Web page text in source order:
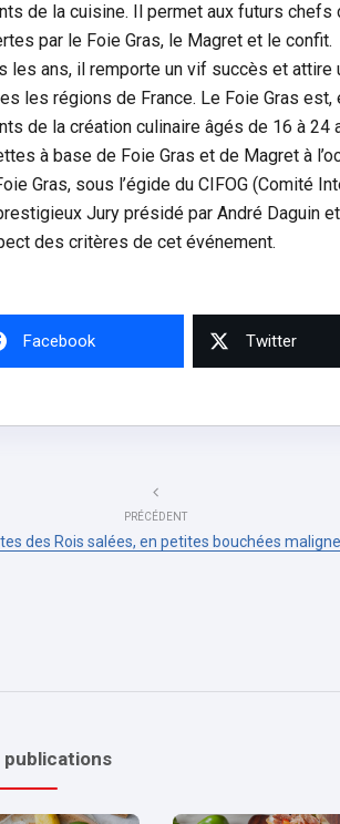
de la cuisine. Il permet aux futurs
par le Foie Gras, le Magret et le confit.
les ans, il remporte un vif succès et
les régions de France. Le Foie Gras
de la création culinaire âgés de 16 à 24
à base de Foie Gras et de Magret à
Gras, sous l’égide du CIFOG (Comité
Jury présidé par André Daguin
des critères de cet événement.
Facebook Twitter
PRÉCÉDENT
des Rois salées, en petites bouchées
publications